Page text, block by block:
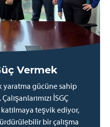
Vermek
yaratma gücüne sahip
İSGÇ
teşvik ediyor,
bir çalışma